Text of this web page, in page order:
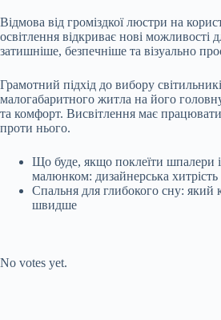
Відмова від громіздкої люстри на
освітлення відкриває нові можливості
затишніше, безпечніше та візуально
Грамотний підхід до вибору
малогабаритного житла на його
та комфорт. Висвітлення має
проти нього.
Що буде, якщо поклеїти шпалери
малюнком: дизайнерська хитрість
Спальня для глибокого сну: який
швидше
No votes yet.